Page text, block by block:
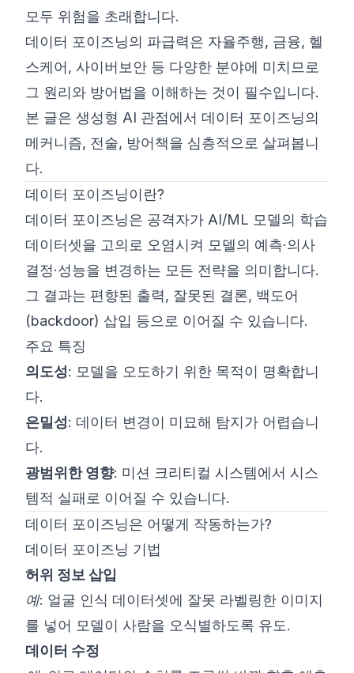
모두 위험을 초래합니다.
데이터 포이즈닝의 파급력은 자율주행, 금융, 헬
스케어, 사이버보안 등 다양한 분야에 미치므로
그 원리와 방어법을 이해하는 것이 필수입니다.
본 글은 생성형 AI 관점에서 데이터 포이즈닝의
메커니즘, 전술, 방어책을 심층적으로 살펴봅니
다.
데이터 포이즈닝이란?
데이터 포이즈닝은 공격자가 AI/ML 모델의 학습
데이터셋을 고의로 오염시켜 모델의 예측·의사
결정·성능을 변경하는 모든 전략을 의미합니다.
그 결과는 편향된 출력, 잘못된 결론, 백도어
(backdoor) 삽입 등으로 이어질 수 있습니다.
주요 특징
의도성: 모델을 오도하기 위한 목적이 명확합니
다.
은밀성: 데이터 변경이 미묘해 탐지가 어렵습니
다.
광범위한 영향: 미션 크리티컬 시스템에서 시스
템적 실패로 이어질 수 있습니다.
데이터 포이즈닝은 어떻게 작동하는가?
데이터 포이즈닝 기법
허위 정보 삽입
예: 얼굴 인식 데이터셋에 잘못 라벨링한 이미지
를 넣어 모델이 사람을 오식별하도록 유도.
데이터 수정